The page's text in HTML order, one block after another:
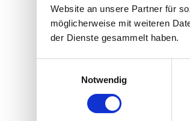
Website an unsere Partner für
möglicherweise mit weiteren
der Dienste gesammelt haben.
Notwendig